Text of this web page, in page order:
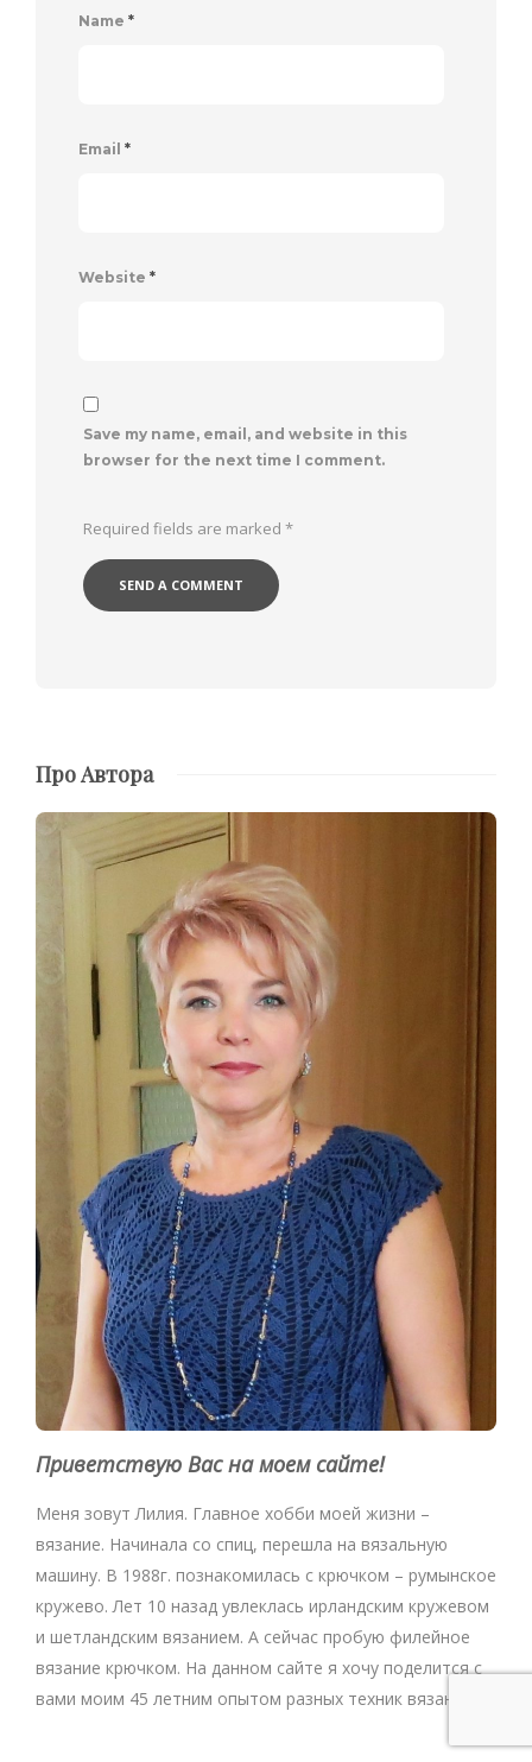
Name *
Email *
Website *
Save my name, email, and website in this
browser for the next time I comment.
Required fields are marked *
Про Автора
Приветствую Вас на моем сайте!
Меня зовут Лилия. Главное хобби моей жизни –
вязание. Начинала со спиц, перешла на вязальную
машину. В 1988г. познакомилась с крючком – румынское
кружево. Лет 10 назад увлеклась ирландским кружевом
и шетландским вязанием. А сейчас пробую филейное
вязание крючком. На данном сайте я хочу поделится с
вами моим 45 летним опытом разных техник вязания.